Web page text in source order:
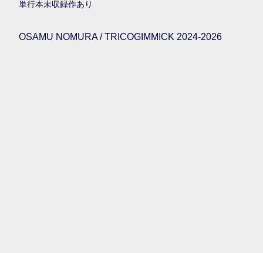
単行本未収録作あり
OSAMU NOMURA / TRICOGIMMICK 2024-2026